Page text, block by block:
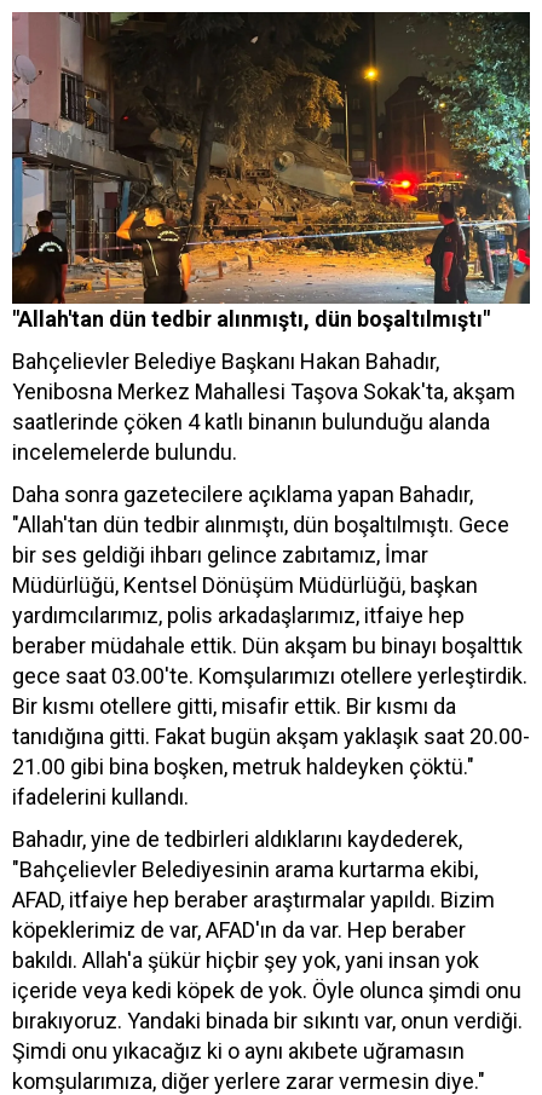
"Allah'tan dün tedbir alınmıştı, dün boşaltılmıştı"
Bahçelievler Belediye Başkanı Hakan Bahadır,
Yenibosna Merkez Mahallesi Taşova Sokak'ta, akşam
saatlerinde çöken 4 katlı binanın bulunduğu alanda
incelemelerde bulundu.
Daha sonra gazetecilere açıklama yapan Bahadır,
"Allah'tan dün tedbir alınmıştı, dün boşaltılmıştı. Gece
bir ses geldiği ihbarı gelince zabıtamız, İmar
Müdürlüğü, Kentsel Dönüşüm Müdürlüğü, başkan
yardımcılarımız, polis arkadaşlarımız, itfaiye hep
beraber müdahale ettik. Dün akşam bu binayı boşalttık
gece saat 03.00'te. Komşularımızı otellere yerleştirdik.
Bir kısmı otellere gitti, misafir ettik. Bir kısmı da
tanıdığına gitti. Fakat bugün akşam yaklaşık saat 20.00-
21.00 gibi bina boşken, metruk haldeyken çöktü."
ifadelerini kullandı.
Bahadır, yine de tedbirleri aldıklarını kaydederek,
"Bahçelievler Belediyesinin arama kurtarma ekibi,
AFAD, itfaiye hep beraber araştırmalar yapıldı. Bizim
köpeklerimiz de var, AFAD'ın da var. Hep beraber
bakıldı. Allah'a şükür hiçbir şey yok, yani insan yok
içeride veya kedi köpek de yok. Öyle olunca şimdi onu
bırakıyoruz. Yandaki binada bir sıkıntı var, onun verdiği.
Şimdi onu yıkacağız ki o aynı akıbete uğramasın
komşularımıza, diğer yerlere zarar vermesin diye."